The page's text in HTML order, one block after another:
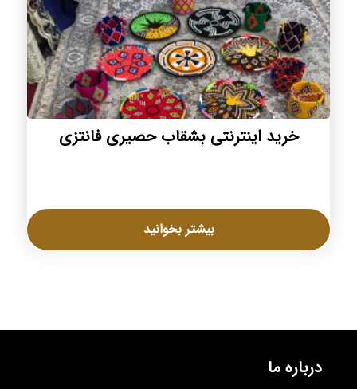
خرید اینترنتی بشقاب حصیری فانتزی
بیشتر بخوانید
درباره ما